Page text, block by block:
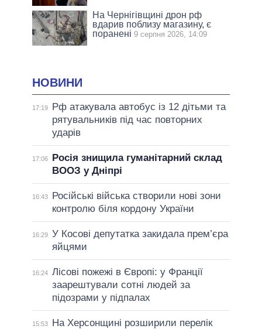
На Чернігівщині дрон рф
вдарив поблизу магазину, є
поранені 9 серпня 2026, 14:09
НОВИНИ
17:19
Рф атакувала автобус із 12 дітьми та
рятувальників під час повторних
ударів
17:06
Росія знищила гуманітарний склад
ВООЗ у Дніпрі
16:43
Російські війська створили нові зони
контролю біля кордону України
16:29 У Косові депутатка закидала прем’єра
яйцями
16:24 Лісові пожежі в Європі: у Франції
заарештували сотні людей за
підозрами у підпалах
15:53
На Херсонщині розширили перелік